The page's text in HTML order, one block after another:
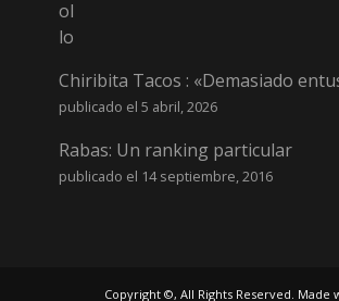
Chiribita Tacos : «Demasiado
publicado el 5 abril, 2026
Rabas: Un ranking particular
publicado el 14 septiembre, 2016
Copyright ©, All Rights Reserved. Made